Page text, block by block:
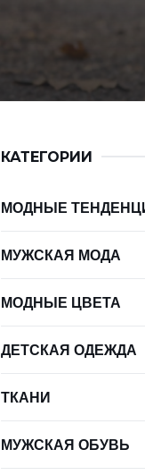
КАТЕГОРИИ
МОДНЫЕ
МУЖСКАЯ МОДА
МОДНЫЕ ЦВЕТА
ДЕТСКАЯ ОДЕЖДА
ТКАНИ
МУЖСКАЯ ОБУВЬ